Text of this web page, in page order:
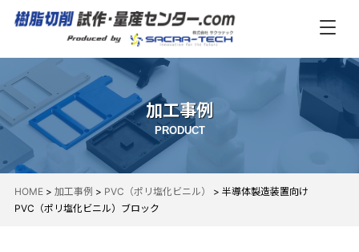
加工事例
PRODUCT
HOME> 加工事例 > PVC（ポリ塩化ビニル） > 半導体製造装置向け
PVC（ポリ塩化ビニル）ブロック